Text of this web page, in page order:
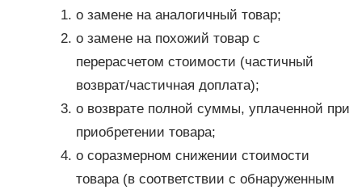
о замене на аналогичный товар;
о замене на похожий товар с
перерасчетом стоимости (частичный
возврат/частичная доплата);
о возврате полной суммы, уплаченной при
приобретении товара;
о соразмерном снижении стоимости
товара (в соответствии с обнаруженным